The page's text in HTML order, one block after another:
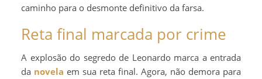
caminho para o desmonte definitivo da farsa.
Reta final marcada por crime
A explosão do segredo de Leonardo marca a entrada
da novela em sua reta final. Agora, não demora para